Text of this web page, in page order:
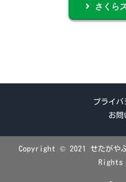
さくら
プライバ
お問
Copyright © 2021 せたがや
Rights